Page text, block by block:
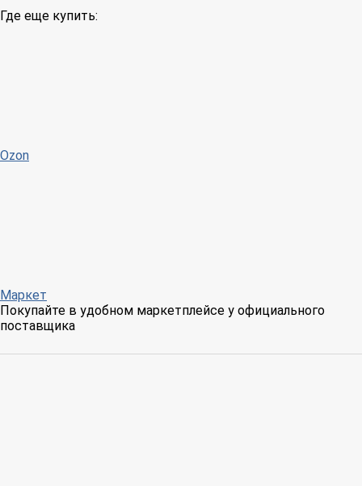
Где еще купить:
Ozon
Маркет
Покупайте в удобном маркетплейсе у официального
поставщика